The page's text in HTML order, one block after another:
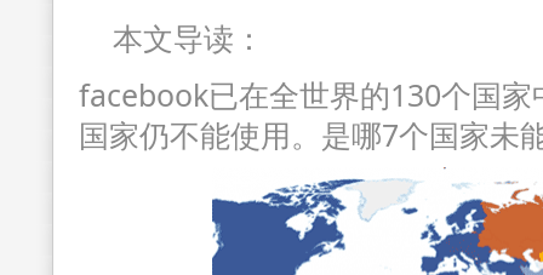
本文导读：
facebook已在全世界的130个国
国家仍不能使用。是哪7个国家未